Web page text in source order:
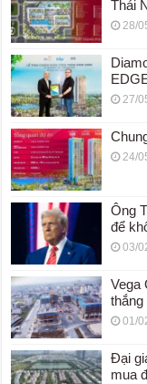
Thái
28/
27/
24/
Ông
để
03/
Vega
thắng
01/
Đại
mua